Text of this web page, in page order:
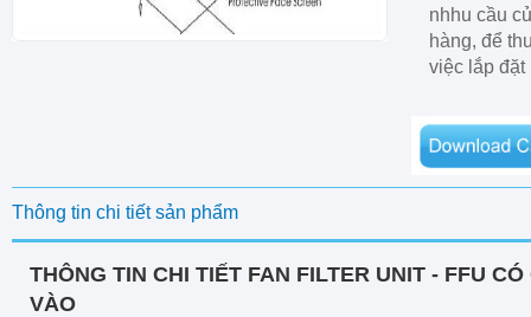
nhhu cầu
hàng, để
việc lắp đặt
Thông tin chi tiết sản phẩm
THÔNG TIN CHI TIẾT FAN FILTER UNIT - FFU CÓ
VÀO